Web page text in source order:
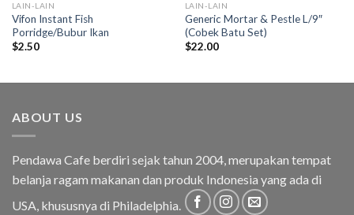
LAIN-LAIN
Vifon Instant Fish
Porridge/Bubur Ikan
$2.50
LAIN-LAIN
Generic Mortar & Pestle L/9″
(Cobek Batu Set)
$22.00
ABOUT US
Pendawa Cafe berdiri sejak tahun 2004, merupakan tempat
belanja ragam makanan dan produk Indonesia yang ada di
USA, khususnya di Philadelphia.